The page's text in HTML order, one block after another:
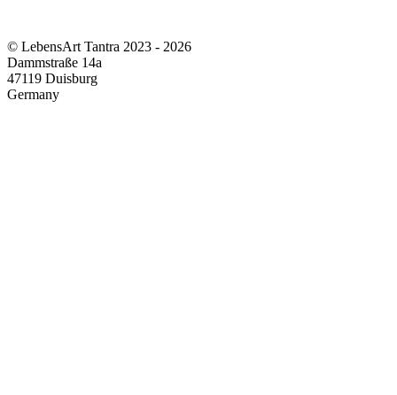
© LebensArt Tantra 2023 - 2026
Dammstraße 14a
47119 Duisburg
Germany